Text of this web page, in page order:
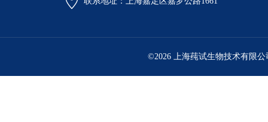
©2026 上海莼试生物技术有限